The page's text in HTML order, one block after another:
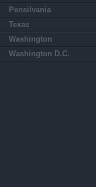
Pensilvania
Texas
Washington
Washington D.C.